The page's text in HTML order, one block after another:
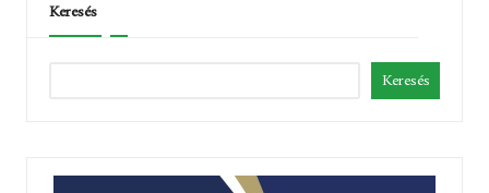
Keresés
Keresés